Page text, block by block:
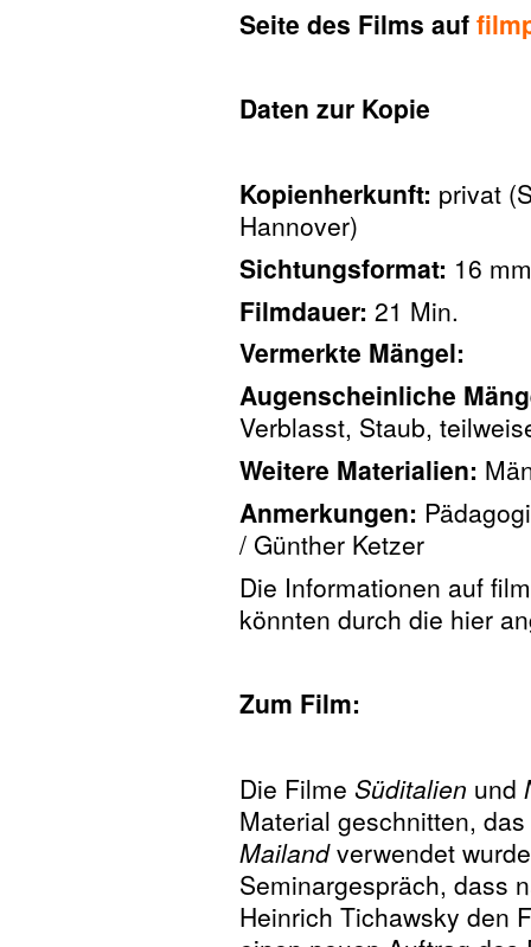
Seite des Films auf
Daten zur Kopie
Kopienherkunft: privat
Hannover)
Sichtungsformat: 16
Filmdauer: 21 Min.
Vermerkte Mängel:
Augenscheinliche
Verblasst, Staub,
Weitere Materialien:
Anmerkungen:
/ Günther Ketzer
Die Informationen auf
könnten durch die hier
Zum Film:
Die Filme Süditalien und
Material geschnitten,
Mailandverwendet
Seminargespräch, dass
Heinrich Tichawsky den